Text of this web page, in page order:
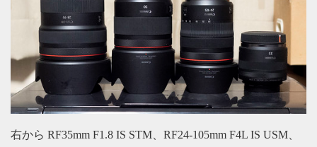
右から RF35mm F1.8 IS STM、RF24-105mm F4L IS USM、